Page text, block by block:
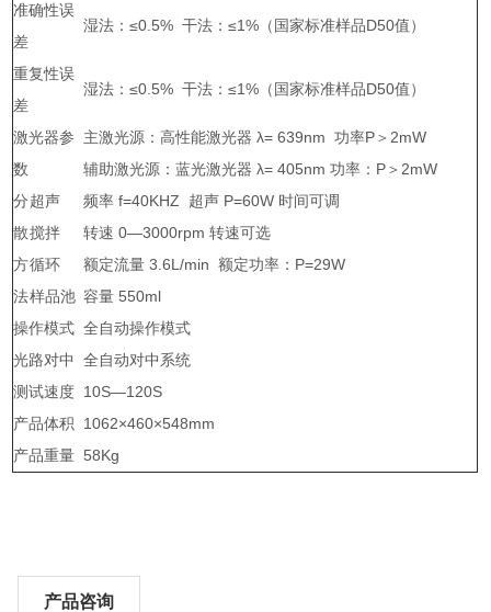
准确性误
差
湿法：≤0.5% 干法：≤1%（国家标准样品D50值）
重复性误
差
湿法：≤0.5% 干法：≤1%（国家标准样品D50值）
激光器参
数
主激光源：高性能激光器 λ= 639nm 功率P＞2mW
辅助激光源：蓝光激光器 λ= 405nm 功率：P＞2mW
分
散
方
法
超声
频率 f=40KHZ 超声 P=60W 时间可调
搅拌
转速 0—3000rpm 转速可选
循环
额定流量 3.6L/min 额定功率：P=29W
样品池 容量 550ml
操作模式 全自动操作模式
光路对中
全自动对中系统
测试速度 10S—120S
产品体积
1062×460×548mm
产品重量 58Kg
产品咨询